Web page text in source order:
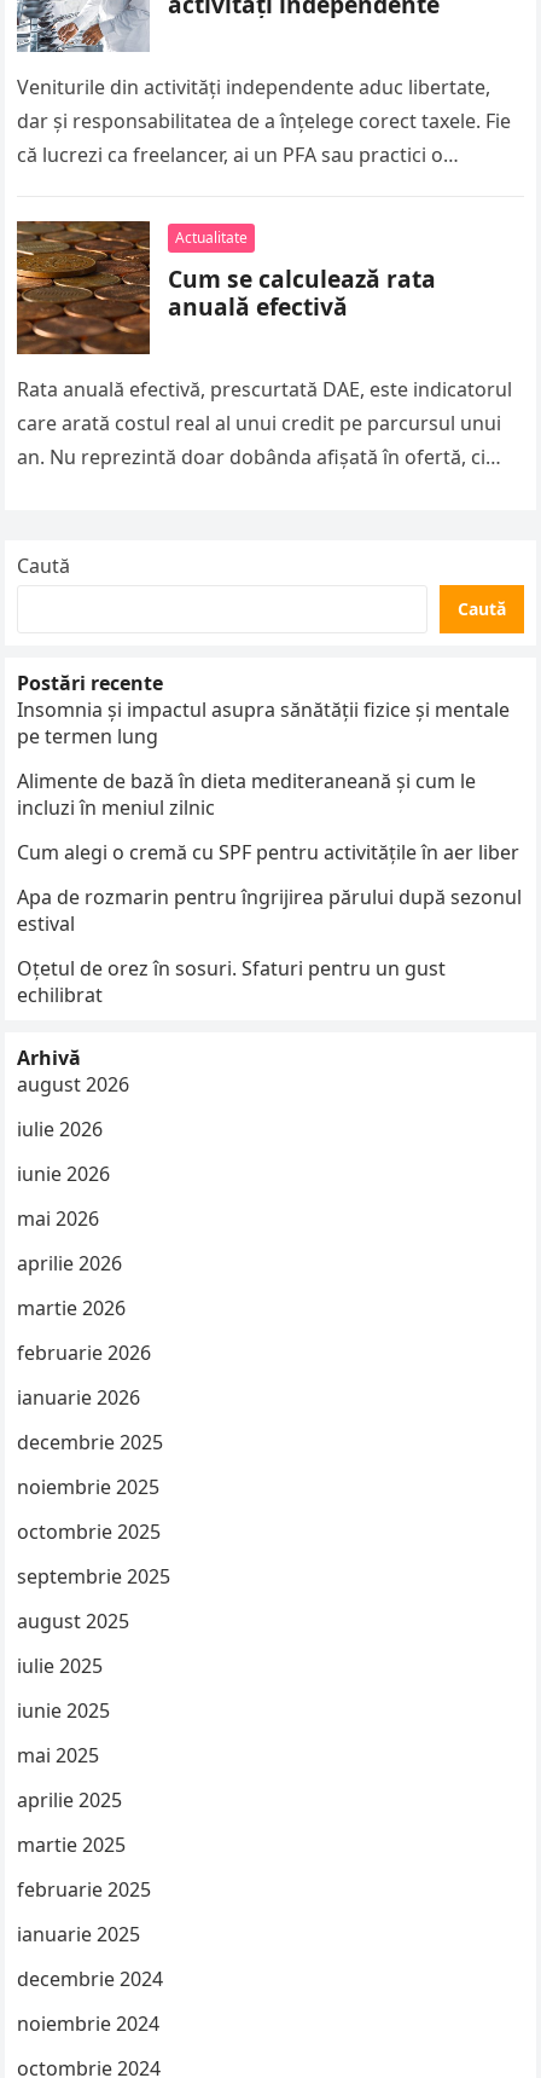
Veniturile din activități independente aduc libertate,
dar și responsabilitatea de a înțelege corect taxele. Fie
că lucrezi ca freelancer, ai un PFA sau practici o
Actualitate
Cum se calculează rata
anuală efectivă
Rata anuală efectivă, prescurtată DAE, este indicatorul
care arată costul real al unui credit pe parcursul unui
an. Nu reprezintă doar dobânda afișată în ofertă, ci
Caută
Caută
Postări recente
Insomnia și impactul asupra sănătății fizice și mentale
pe termen lung
Alimente de bază în dieta mediteraneană și cum le
incluzi în meniul zilnic
Cum alegi o cremă cu SPF pentru activitățile în aer liber
Apa de rozmarin pentru îngrijirea părului după sezonul
estival
Oțetul de orez în sosuri. Sfaturi pentru un gust
echilibrat
Arhivă
august 2026
iulie 2026
iunie 2026
mai 2026
aprilie 2026
martie 2026
februarie 2026
ianuarie 2026
decembrie 2025
noiembrie 2025
octombrie 2025
septembrie 2025
august 2025
iulie 2025
iunie 2025
mai 2025
aprilie 2025
martie 2025
februarie 2025
ianuarie 2025
decembrie 2024
noiembrie 2024
octombrie 2024